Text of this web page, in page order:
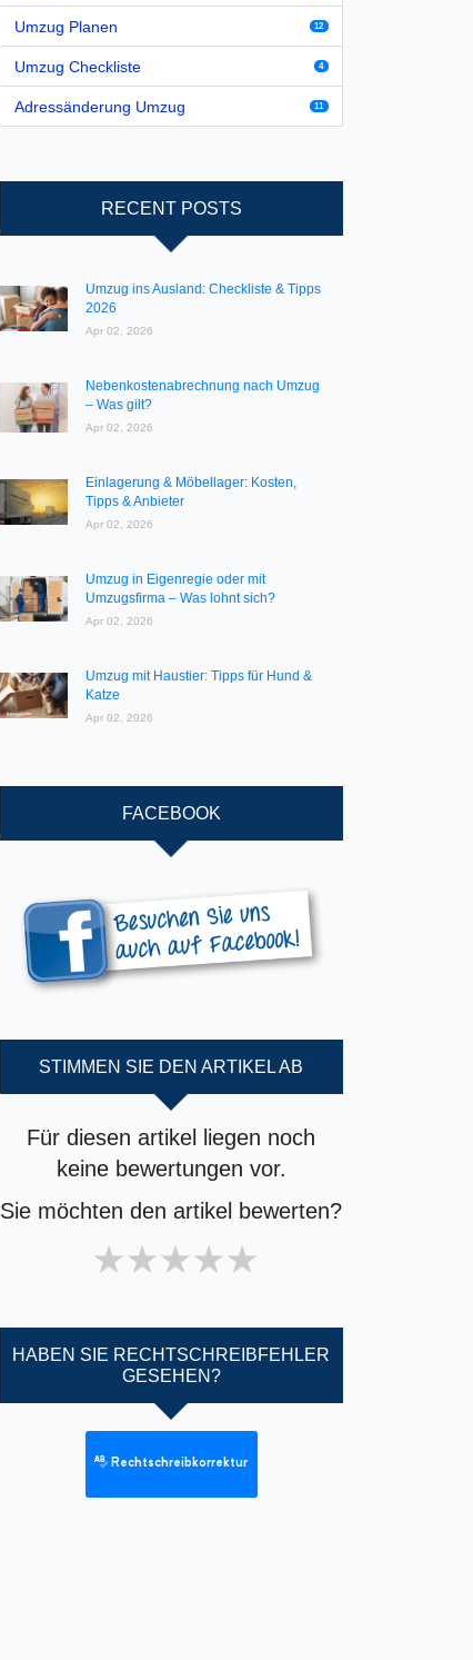
Umzug Planen 12
Umzug Checkliste 4
Adressänderung Umzug 11
RECENT POSTS
Umzug ins Ausland: Checkliste & Tipps
2026
Apr 02, 2026
Nebenkostenabrechnung nach Umzug
– Was gilt?
Apr 02, 2026
Einlagerung & Möbellager: Kosten,
Tipps & Anbieter
Apr 02, 2026
Umzug in Eigenregie oder mit
Umzugsfirma – Was lohnt sich?
Apr 02, 2026
Umzug mit Haustier: Tipps für Hund &
Katze
Apr 02, 2026
FACEBOOK
STIMMEN SIE DEN ARTIKEL AB
Für diesen artikel liegen noch
keine bewertungen vor.
Sie möchten den artikel bewerten?
4 stars
3 stars
2 stars
1 star
HABEN SIE RECHTSCHREIBFEHLER
GESEHEN?
Rechtschreibkorrektur